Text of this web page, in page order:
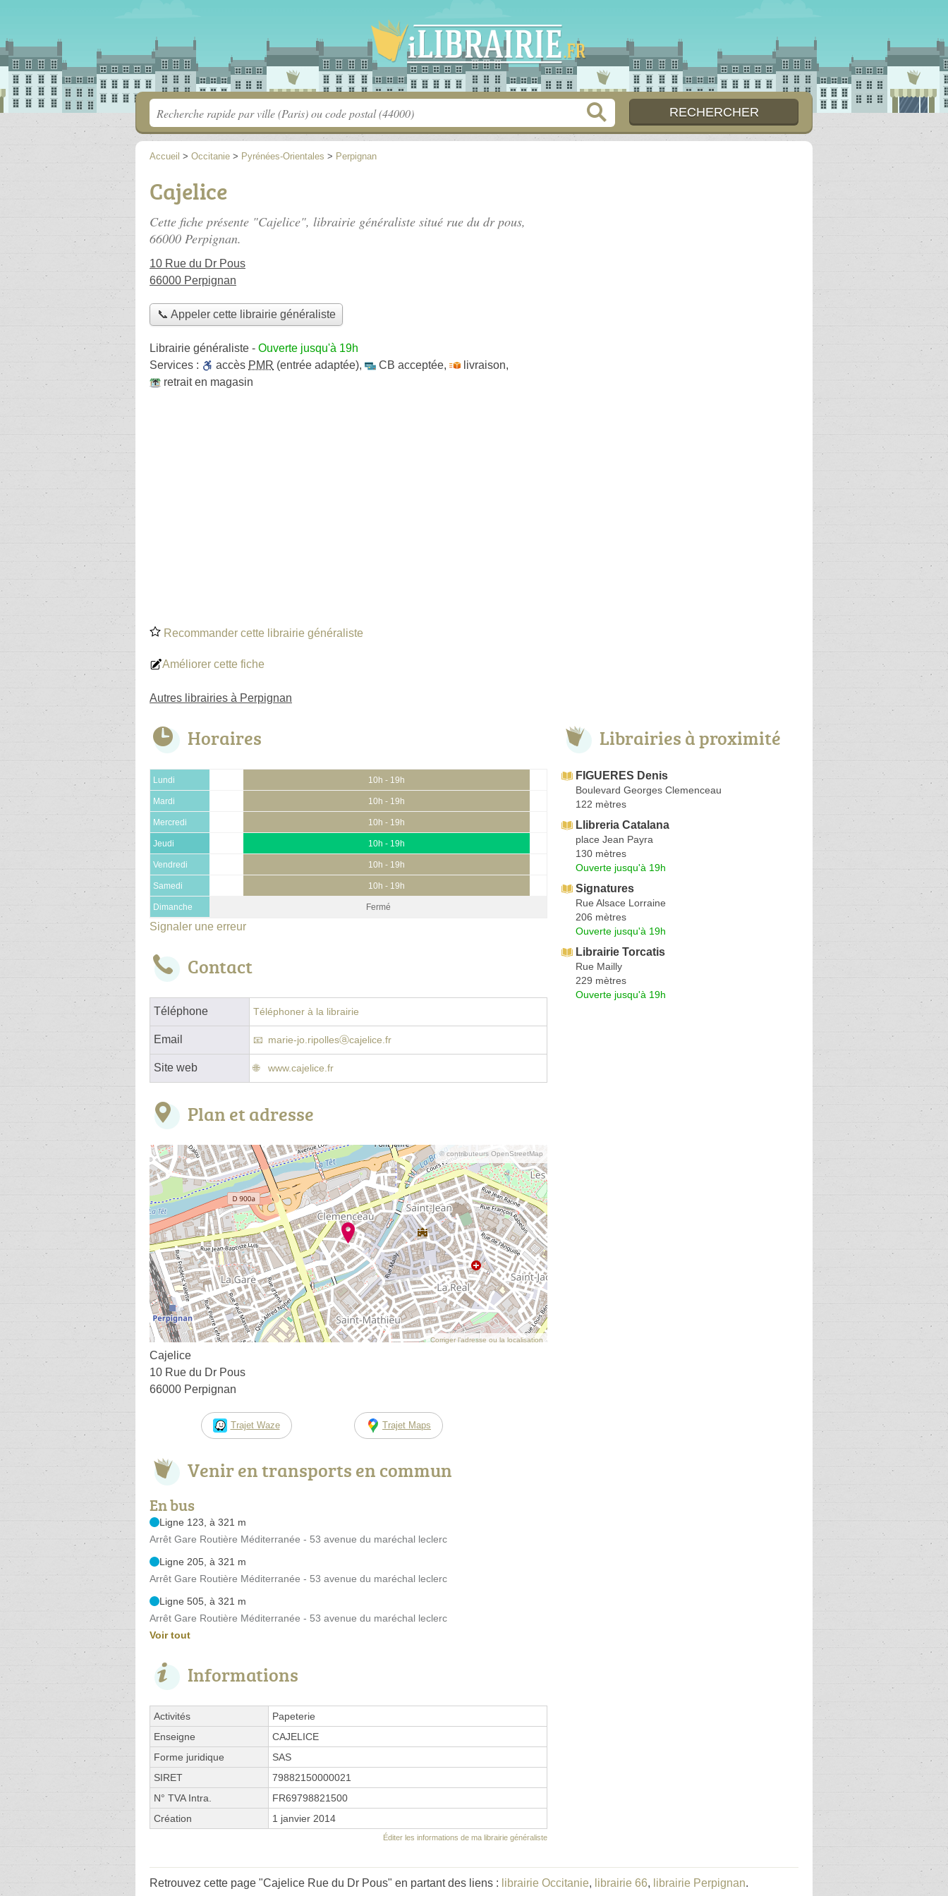
Accueil > Occitanie > Pyrénées-Orientales > Perpignan
Cajelice
Cette fiche présente "Cajelice", librairie généraliste situé rue du dr pous,
66000 Perpignan.
10 Rue du Dr Pous
66000 Perpignan
📞 Appeler cette librairie généraliste
Librairie généraliste - Ouverte jusqu'à 19h
Services :
accès PMR (entrée adaptée), CB acceptée, livraison,
retrait en magasin
Recommander cette librairie généraliste
Améliorer cette fiche
Autres librairies à Perpignan
Horaires
Lundi 10h - 19h
Mardi 10h - 19h
Mercredi 10h - 19h
Jeudi 10h - 19h
Vendredi 10h - 19h
Samedi 10h - 19h
Dimanche Fermé
Signaler une erreur
Contact
Téléphone Téléphoner à la librairie
Email marie-jo.ripollesⓐcajelice.fr
Site web www.cajelice.fr
Plan et adresse
© contributeurs OpenStreetMap
Corriger l’adresse ou la localisation
Cajelice
10 Rue du Dr Pous
66000 Perpignan
Trajet Waze Trajet Maps
Venir en transports en commun
En bus
Ligne 123, à 321 m
Arrêt Gare Routière Méditerranée - 53 avenue du maréchal leclerc
Ligne 205, à 321 m
Arrêt Gare Routière Méditerranée - 53 avenue du maréchal leclerc
Ligne 505, à 321 m
Arrêt Gare Routière Méditerranée - 53 avenue du maréchal leclerc
Voir tout
Informations
Activités
Papeterie
Enseigne
CAJELICE
Forme juridique
SAS
SIRET
79882150000021
N° TVA Intra.
FR69798821500
Création
1 janvier 2014
Éditer les informations de ma librairie généraliste
Librairies à proximité
FIGUERES Denis
Boulevard Georges Clemenceau
122 mètres
Llibreria Catalana
place Jean Payra
130 mètres
Ouverte jusqu'à 19h
Signatures
Rue Alsace Lorraine
206 mètres
Ouverte jusqu'à 19h
Librairie Torcatis
Rue Mailly
229 mètres
Ouverte jusqu'à 19h
Retrouvez cette page "Cajelice Rue du Dr Pous" en partant des liens : librairie Occitanie, librairie 66, librairie Perpignan.